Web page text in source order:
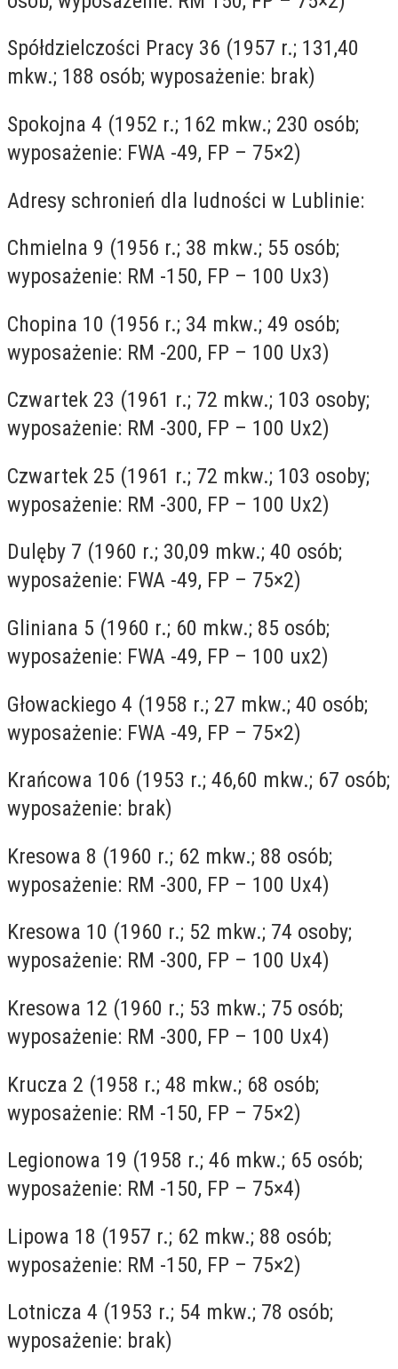
Spółdzielczości Pracy 36 (1957 r.; 131,40
mkw.; 188 osób; wyposażenie: brak)
Spokojna 4 (1952 r.; 162 mkw.; 230 osób;
wyposażenie: FWA -49, FP – 75×2)
Adresy schronień dla ludności w Lublinie:
Chmielna 9 (1956 r.; 38 mkw.; 55 osób;
wyposażenie: RM -150, FP – 100 Ux3)
Chopina 10 (1956 r.; 34 mkw.; 49 osób;
wyposażenie: RM -200, FP – 100 Ux3)
Czwartek 23 (1961 r.; 72 mkw.; 103 osoby;
wyposażenie: RM -300, FP – 100 Ux2)
Czwartek 25 (1961 r.; 72 mkw.; 103 osoby;
wyposażenie: RM -300, FP – 100 Ux2)
Dulęby 7 (1960 r.; 30,09 mkw.; 40 osób;
wyposażenie: FWA -49, FP – 75×2)
Gliniana 5 (1960 r.; 60 mkw.; 85 osób;
wyposażenie: FWA -49, FP – 100 ux2)
Głowackiego 4 (1958 r.; 27 mkw.; 40 osób;
wyposażenie: FWA -49, FP – 75×2)
Krańcowa 106 (1953 r.; 46,60 mkw.; 67 osób;
wyposażenie: brak)
Kresowa 8 (1960 r.; 62 mkw.; 88 osób;
wyposażenie: RM -300, FP – 100 Ux4)
Kresowa 10 (1960 r.; 52 mkw.; 74 osoby;
wyposażenie: RM -300, FP – 100 Ux4)
Kresowa 12 (1960 r.; 53 mkw.; 75 osób;
wyposażenie: RM -300, FP – 100 Ux4)
Krucza 2 (1958 r.; 48 mkw.; 68 osób;
wyposażenie: RM -150, FP – 75×2)
Legionowa 19 (1958 r.; 46 mkw.; 65 osób;
wyposażenie: RM -150, FP – 75×4)
Lipowa 18 (1957 r.; 62 mkw.; 88 osób;
wyposażenie: RM -150, FP – 75×2)
Lotnicza 4 (1953 r.; 54 mkw.; 78 osób;
wyposażenie: brak)